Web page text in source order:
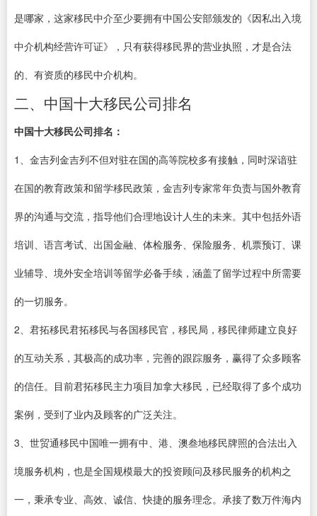
是哪家，这家移民中介至少要拥有中国公安部颁发的《因私出入境
中介机构经营许可证》，只有获得移民界的营业执照，才是合法
的、有资质的移民中介机构。
二、中国十大移民公司排名
中国十大移民公司排名：
1、金吉列金吉列不但对驻在国的高等院校多有接触，同时深谙驻
在国的教育政策和留学移民政策，金吉列专家常年负责与国外教育
界的沟通与交流，指导他们合理地设计人生的未来。其中包括外语
培训、语言考试、出国金融、体检服务、保险服务、机票预订、课
业辅导、境外安全培训等留学必备手续，涵盖了留学过程中所需要
的一切服务。
2、君拓移民君拓移民与各国移民官，移民局，移民律师建立良好
的互动关系，其极高的成功率，完善的跟踪服务，赢得了众多顾客
的信任。目前君拓移民主力项目加拿大移民，已经取得了多个成功
案例，受到了业内及顾客的广泛关注。
3、世贸通移民中国唯一拥有中、港、澳叁地移民牌照的合法出入
境服务机构，也是全国规模最大的投资顾问及移民服务的机构之
一，秉承专业、高效、诚信、快捷的服务理念。承接了数万件海内